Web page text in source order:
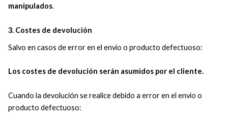
manipulados.
3. Costes de devolución
Salvo en casos de error en el envío o producto defectuoso:
Los costes de devolución serán asumidos por el cliente.
Cuando la devolución se realice debido a error en el envío o
producto defectuoso: